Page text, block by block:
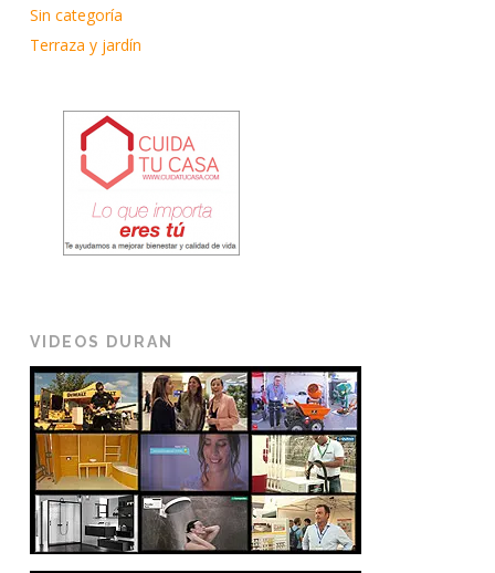
Sin categoría
Terraza y jardín
VIDEOS DURAN